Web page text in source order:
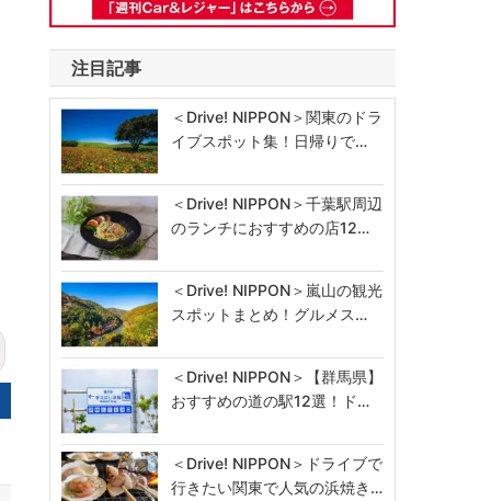
注目記事
＜Drive! NIPPON＞関東のドラ
イブスポット集！日帰りで…
＜Drive! NIPPON＞千葉駅周辺
のランチにおすすめの店12…
＜Drive! NIPPON＞嵐山の観光
スポットまとめ！グルメス…
＜Drive! NIPPON＞【群馬県】
おすすめの道の駅12選！ド…
＜Drive! NIPPON＞ドライブで
行きたい関東で人気の浜焼き…